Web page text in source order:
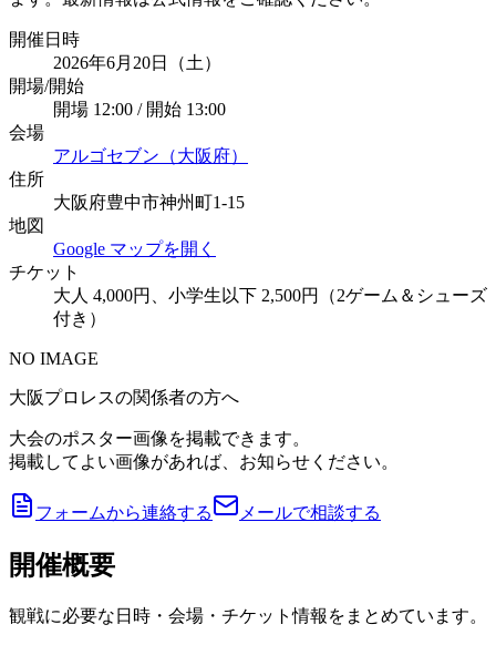
開催日時
2026年6月20日（土）
開場/開始
開場 12:00 / 開始 13:00
会場
アルゴセブン（大阪府）
住所
大阪府豊中市神州町1-15
地図
Google マップを開く
チケット
大人 4,000円、小学生以下 2,500円（2ゲーム＆シューズ
付き）
NO IMAGE
大阪プロレスの関係者の方へ
大会のポスター画像を掲載できます。
掲載してよい画像があれば、お知らせください。
フォームから連絡する メールで相談する
開催概要
観戦に必要な日時・会場・チケット情報をまとめています。